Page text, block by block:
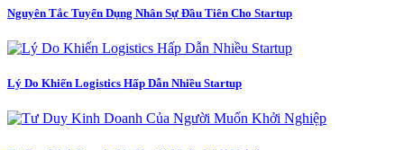
Nguyên Tắc Tuyển Dụng Nhân Sự Đầu Tiên Cho Startup
Lý Do Khiến Logistics Hấp Dẫn Nhiều Startup